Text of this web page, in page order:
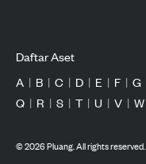
Daftar Aset
A | B | C | D | E | F | G
Q | R | S | T | U | V | W
©2026Pluang. All rights reserved.